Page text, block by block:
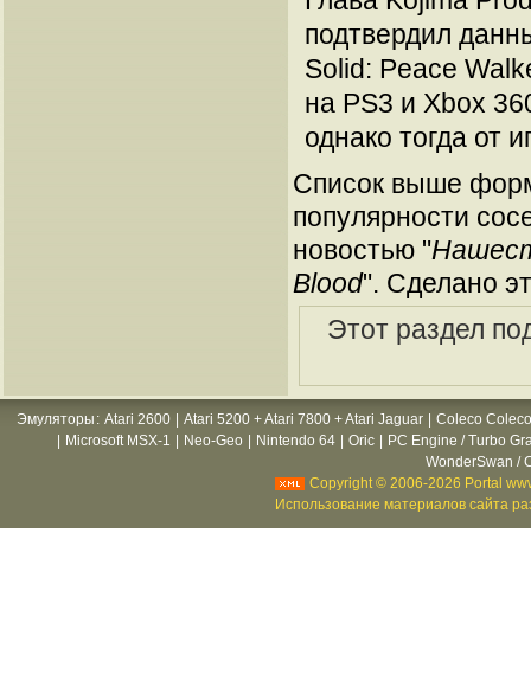
подтвердил
Solid: Peace
на PS3 и Xbox
однако тогда от
Список выше
популярности
новостью "
Blood". Сделано
Этот раздел
Эмуляторы : Atari 2600 Atari 5200 + Atari 7800 + Atari Jaguar
Coleco
Microsoft MSX-1 Neo-Geo Nintendo 64 Oric
PC Engine / Turbo
WonderSwan /
Copyright © 2006-2026 Portal
Использование материалов сайта